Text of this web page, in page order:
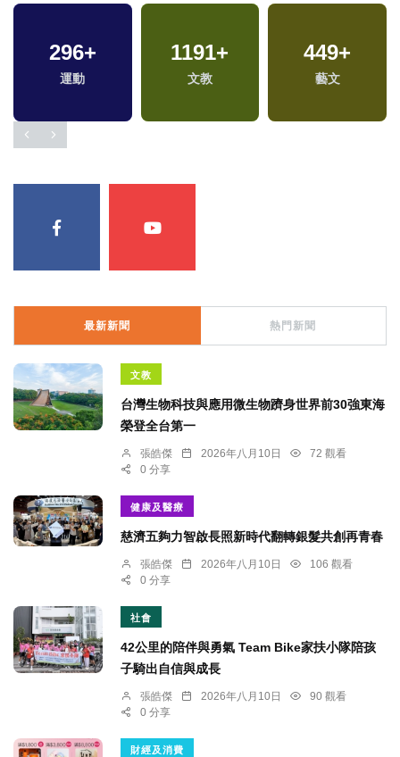
296+
運動
1191+
文教
449+
藝文
37+
司法放大鏡
724+
旅遊
1008+
健康及醫療
最新新聞 熱門新聞
文教
台灣生物科技與應用微生物躋身世界前30強東海
榮登全台第一
張皓傑 2026年八月10日
72 觀看
0 分享
健康及醫療
慈濟五夠力智啟長照新時代翻轉銀髮共創再青春
張皓傑 2026年八月10日
106 觀看
0 分享
社會
42公里的陪伴與勇氣 Team Bike家扶小隊陪孩
子騎出自信與成長
張皓傑 2026年八月10日
90 觀看
0 分享
財經及消費